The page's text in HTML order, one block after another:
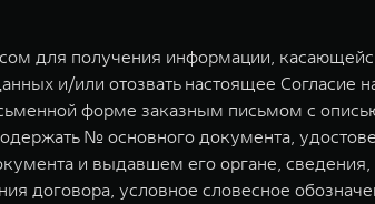
для получения информации,
и/или отозвать настоящее
форме заказным письмом с
№ основного документа,
и выдавшем его органе,
договора, условное словесное